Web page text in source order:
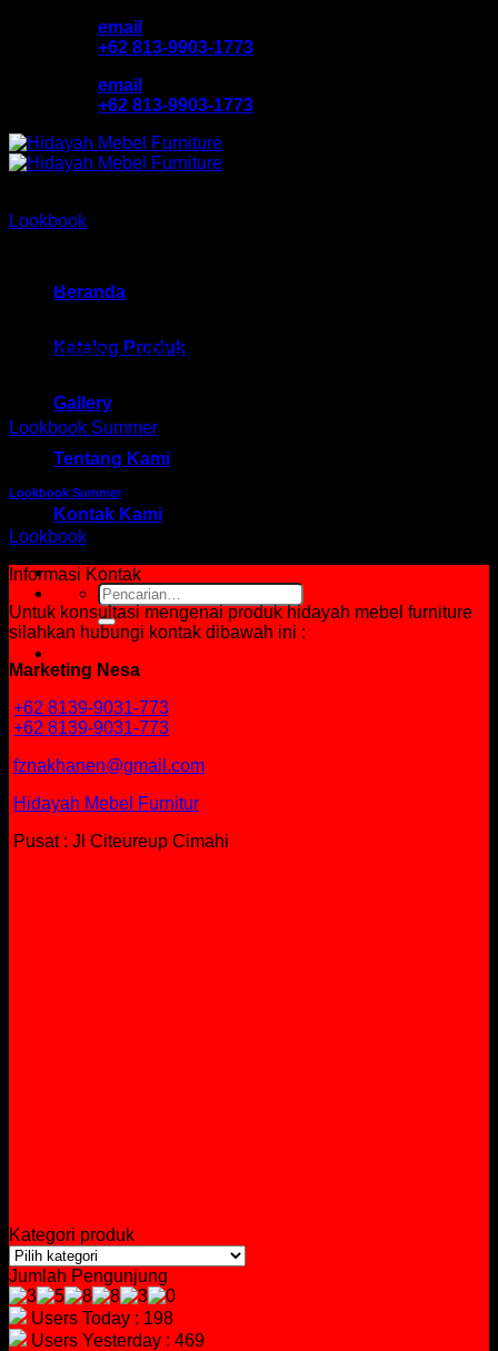
email
+62 813-9903-1773
email
+62 813-9903-1773
Beranda
Katalog Produk
Gallery
Tentang Kami
Kontak Kami
Pencarian
untuk:
Lookbook
Flat T-Shirt Company
diam nonummy nibh euismod tincidunt ut laoreet dolore
Lookbook Summer
Lookbook Summer
Lookbook
Informasi Kontak
Untuk konsultasi mengenai produk hidayah mebel furniture
silahkan hubungi kontak dibawah ini :
Marketing Nesa
+62 8139-9031-773
+62 8139-9031-773
fznakhanen@gmail.com
Hidayah Mebel Furnitur
Pusat : Jl Citeureup Cimahi
Kategori produk
Jumlah Pengunjung
Users Today : 198
Users Yesterday : 469